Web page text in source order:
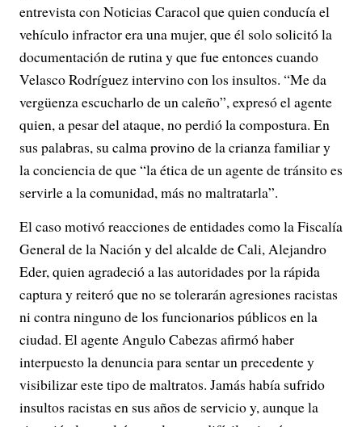
entrevista con Noticias Caracol que quien conducía el
vehículo infractor era una mujer, que él solo solicitó la
documentación de rutina y que fue entonces cuando
Velasco Rodríguez intervino con los insultos. “Me da
vergüenza escucharlo de un caleño”, expresó el agente
quien, a pesar del ataque, no perdió la compostura. En
sus palabras, su calma provino de la crianza familiar y
la conciencia de que “la ética de un agente de tránsito es
servirle a la comunidad, más no maltratarla”.
El caso motivó reacciones de entidades como la Fiscalía
General de la Nación y del alcalde de Cali, Alejandro
Eder, quien agradeció a las autoridades por la rápida
captura y reiteró que no se tolerarán agresiones racistas
ni contra ninguno de los funcionarios públicos en la
ciudad. El agente Angulo Cabezas afirmó haber
interpuesto la denuncia para sentar un precedente y
visibilizar este tipo de maltratos. Jamás había sufrido
insultos racistas en sus años de servicio y, aunque la